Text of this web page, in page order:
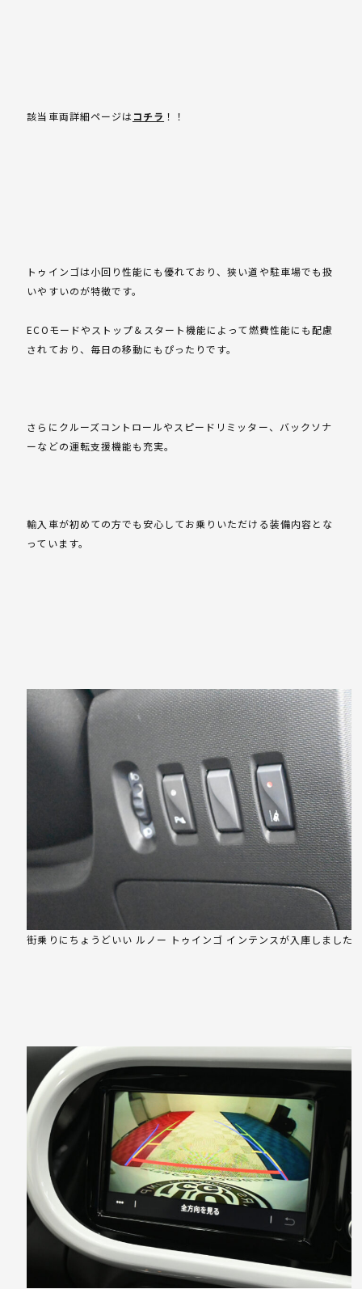
該当車両詳細ページはコチラ ！！
トゥインゴは小回り性能にも優れており、狭い道や駐車場でも扱
いやすいのが特徴です。
ECOモードやストップ＆スタート機能によって燃費性能にも配慮
されており、毎日の移動にもぴったりです。
さらにクルーズコントロールやスピードリミッター、バックソナ
ーなどの運転支援機能も充実。
輸入車が初めての方でも安心してお乗りいただける装備内容とな
っています。
街乗りにちょうどいい ルノー トゥインゴ インテンスが入庫しました